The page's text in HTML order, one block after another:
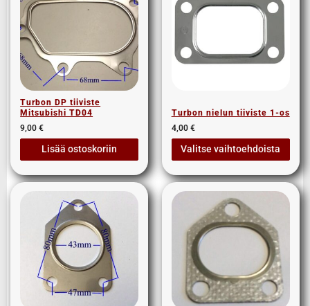
Turbon DP tiiviste
Mitsubishi TD04
9,00€
Lisää ostoskoriin
Turbon nielun tiiviste 1-os
4,00 €
Valitse vaihtoehdoista